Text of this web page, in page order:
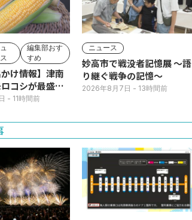
編集部おす
すめ
かけ情報】津南
コシが最盛
ドサイドの直
- 11時間前
ニュース
妙高市で戦没者記憶展 ～語
り継ぐ戦争の記憶～
2026年8月7日 - 13時間前